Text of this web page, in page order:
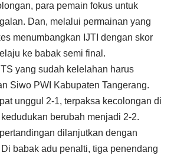
para pemain fokus untuk
Dan, melalui permainan yang
menumbangkan IJTI dengan skor
ke babak semi final.
yang sudah kelelahan harus
Siwo PWI Kabupaten Tangerang.
unggul 2-1, terpaksa kecolongan di
berubah menjadi 2-2.
dilanjutkan dengan
babak adu penalti, tiga penendang